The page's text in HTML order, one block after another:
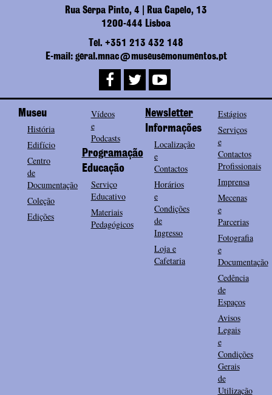
Rua Serpa Pinto, 4 | Rua Capelo, 13
1200-444 Lisboa
Tel. +351 213 432 148
E-mail: geral.mnac@museusemonumentos.pt
Museu
História
Edifício
Centro
de
Documentação
Coleção
Edições
Vídeos
e
Podcasts
Programação
Educação
Serviço
Educativo
Materiais
Pedagógicos
Newsletter
Informações
Localização
e
Contactos
Horários
e
Condições
de
Ingresso
Loja e
Cafetaria
Estágios
Serviços
e
Contactos
Profissionais
Imprensa
Mecenas
e
Parcerias
Fotografia
e
Documentação
Cedência
de
Espaços
Avisos
Legais
e
Condições
Gerais
de
Utilização